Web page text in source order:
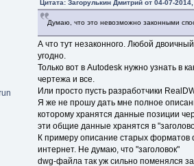
Цитата: Загорулькин Дмитрий от 04-07-
Думаю, что это невозможно законными
А что тут незаконного. Любой
угодно.
Только вот в Autodesk нужно узнать в
чертежа и все.
Или просто пусть разработчики
Я же не прошу дать мне полное
которому хранятся данные позиции
эти общие данные хранятся в
К примеру описание старых форматов
интернет. Не думаю, что "заголовок"
dwg-файла так уж сильно поменялся